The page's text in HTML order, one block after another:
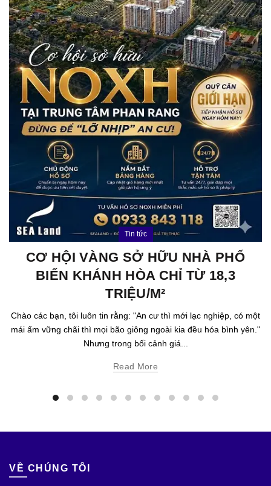
Tin tức
CƠ HỘI VÀNG SỞ HỮU NHÀ PHỐ
BIỂN KHÁNH HÒA CHỈ TỪ 18,3
TRIỆU/M²
Chào các bạn, tôi luôn tin rằng: "An cư thì mới lạc nghiệp, có một
mái ấm vững chãi thì mọi bão giông ngoài kia đều hóa bình yên."
Nhưng trong bối cảnh giá...
Read More
VỀ CHÚNG TÔI